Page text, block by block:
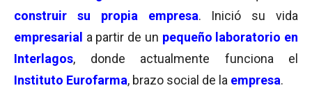
construir su propia empresa. Inició su vida
empresarial a partir de un pequeño laboratorio en
Interlagos, donde actualmente funciona el
Instituto Eurofarma, brazo social de la empresa.